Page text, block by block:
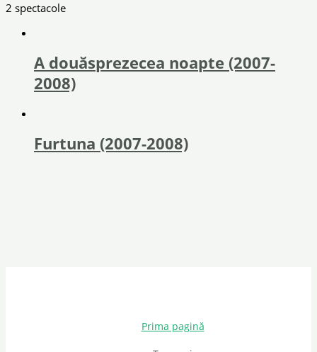
2 spectacole
A douăsprezecea noapte (2007-
2008)
Furtuna (2007-2008)
Prima pagină